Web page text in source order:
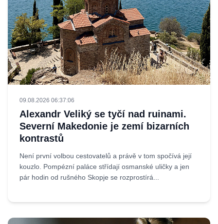
09.08.2026 06:37:06
Alexandr Veliký se tyčí nad ruinami.
Severní Makedonie je zemí bizarních
kontrastů
Není první volbou cestovatelů a právě v tom spočívá její
kouzlo. Pompézní paláce střídají osmanské uličky a jen
pár hodin od rušného Skopje se rozprostírá...